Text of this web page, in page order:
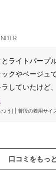
ライトパープ
クやベージュ
していたけど
つう] 普段の着用サイ
口コミをもっ